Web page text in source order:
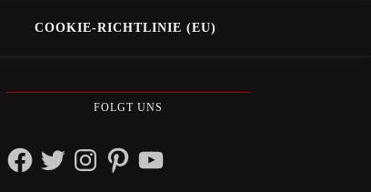
COOKIE-RICHTLINIE (EU)
FOLGT UNS
FacebookTwitterInstagramPinterestYouTube